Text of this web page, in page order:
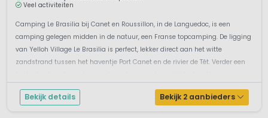
Veel activiteiten
Camping Le Brasilia bij Canet en Roussillon, in de Languedoc, is een
camping gelegen midden in de natuur, een Franse topcamping. De ligging
van Yelloh Village Le Brasilia is perfect, lekker direct aan het witte
zandstrand tussen het haventje Port Canet en de rivier de Têt. Verder een
Bekijk details Bekijk 2 aanbieders